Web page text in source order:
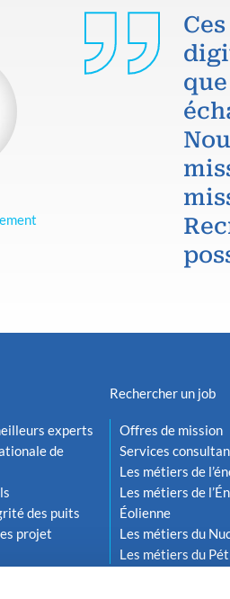
experts
de
des puits
projet
Rechercher un job
Offres de mission
Services
Les métiers de
Les métiers de
Éolienne
Les métiers du
Les métiers du